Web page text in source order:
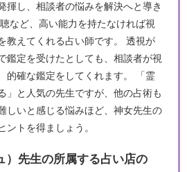
揮し、相談者の悩みを解決へと導き
など、高い能力を持たなければ視
教えてくれる占い師です。 透視が
鑑定を受けたとしても、相談者が視
的確な鑑定をしてくれます。 「霊
」と人気の先生ですが、他の占術も
しいと感じる悩みほど、神女先生の
ントを得ましょう。
）先生の所属する占い店の